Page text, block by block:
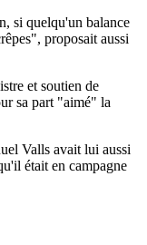
si quelqu'un balance
proposait aussi
et soutien de
sa part "aimé" la
Valls avait lui aussi
était en campagne